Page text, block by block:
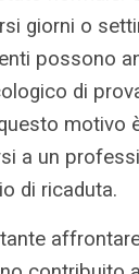
giorni o
possono
di
motivo
a un
di ricaduta.